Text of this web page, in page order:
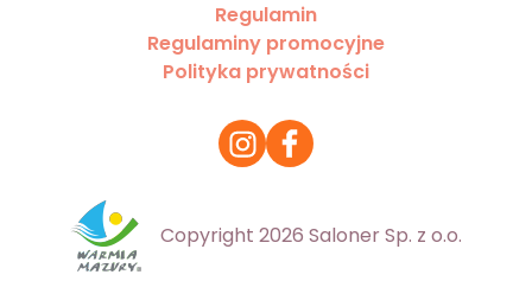
Regulamin
Regulaminy promocyjne
Polityka prywatności
Copyright 2026 Saloner Sp. z o.o.